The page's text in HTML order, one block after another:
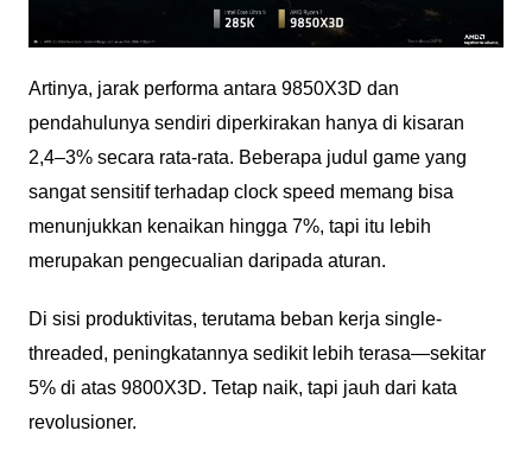
Artinya, jarak performa antara 9850X3D dan
pendahulunya sendiri diperkirakan hanya di kisaran
2,4–3% secara rata-rata. Beberapa judul game yang
sangat sensitif terhadap clock speed memang bisa
menunjukkan kenaikan hingga 7%, tapi itu lebih
merupakan pengecualian daripada aturan.
Di sisi produktivitas, terutama beban kerja single-
threaded, peningkatannya sedikit lebih terasa—sekitar
5% di atas 9800X3D. Tetap naik, tapi jauh dari kata
revolusioner.